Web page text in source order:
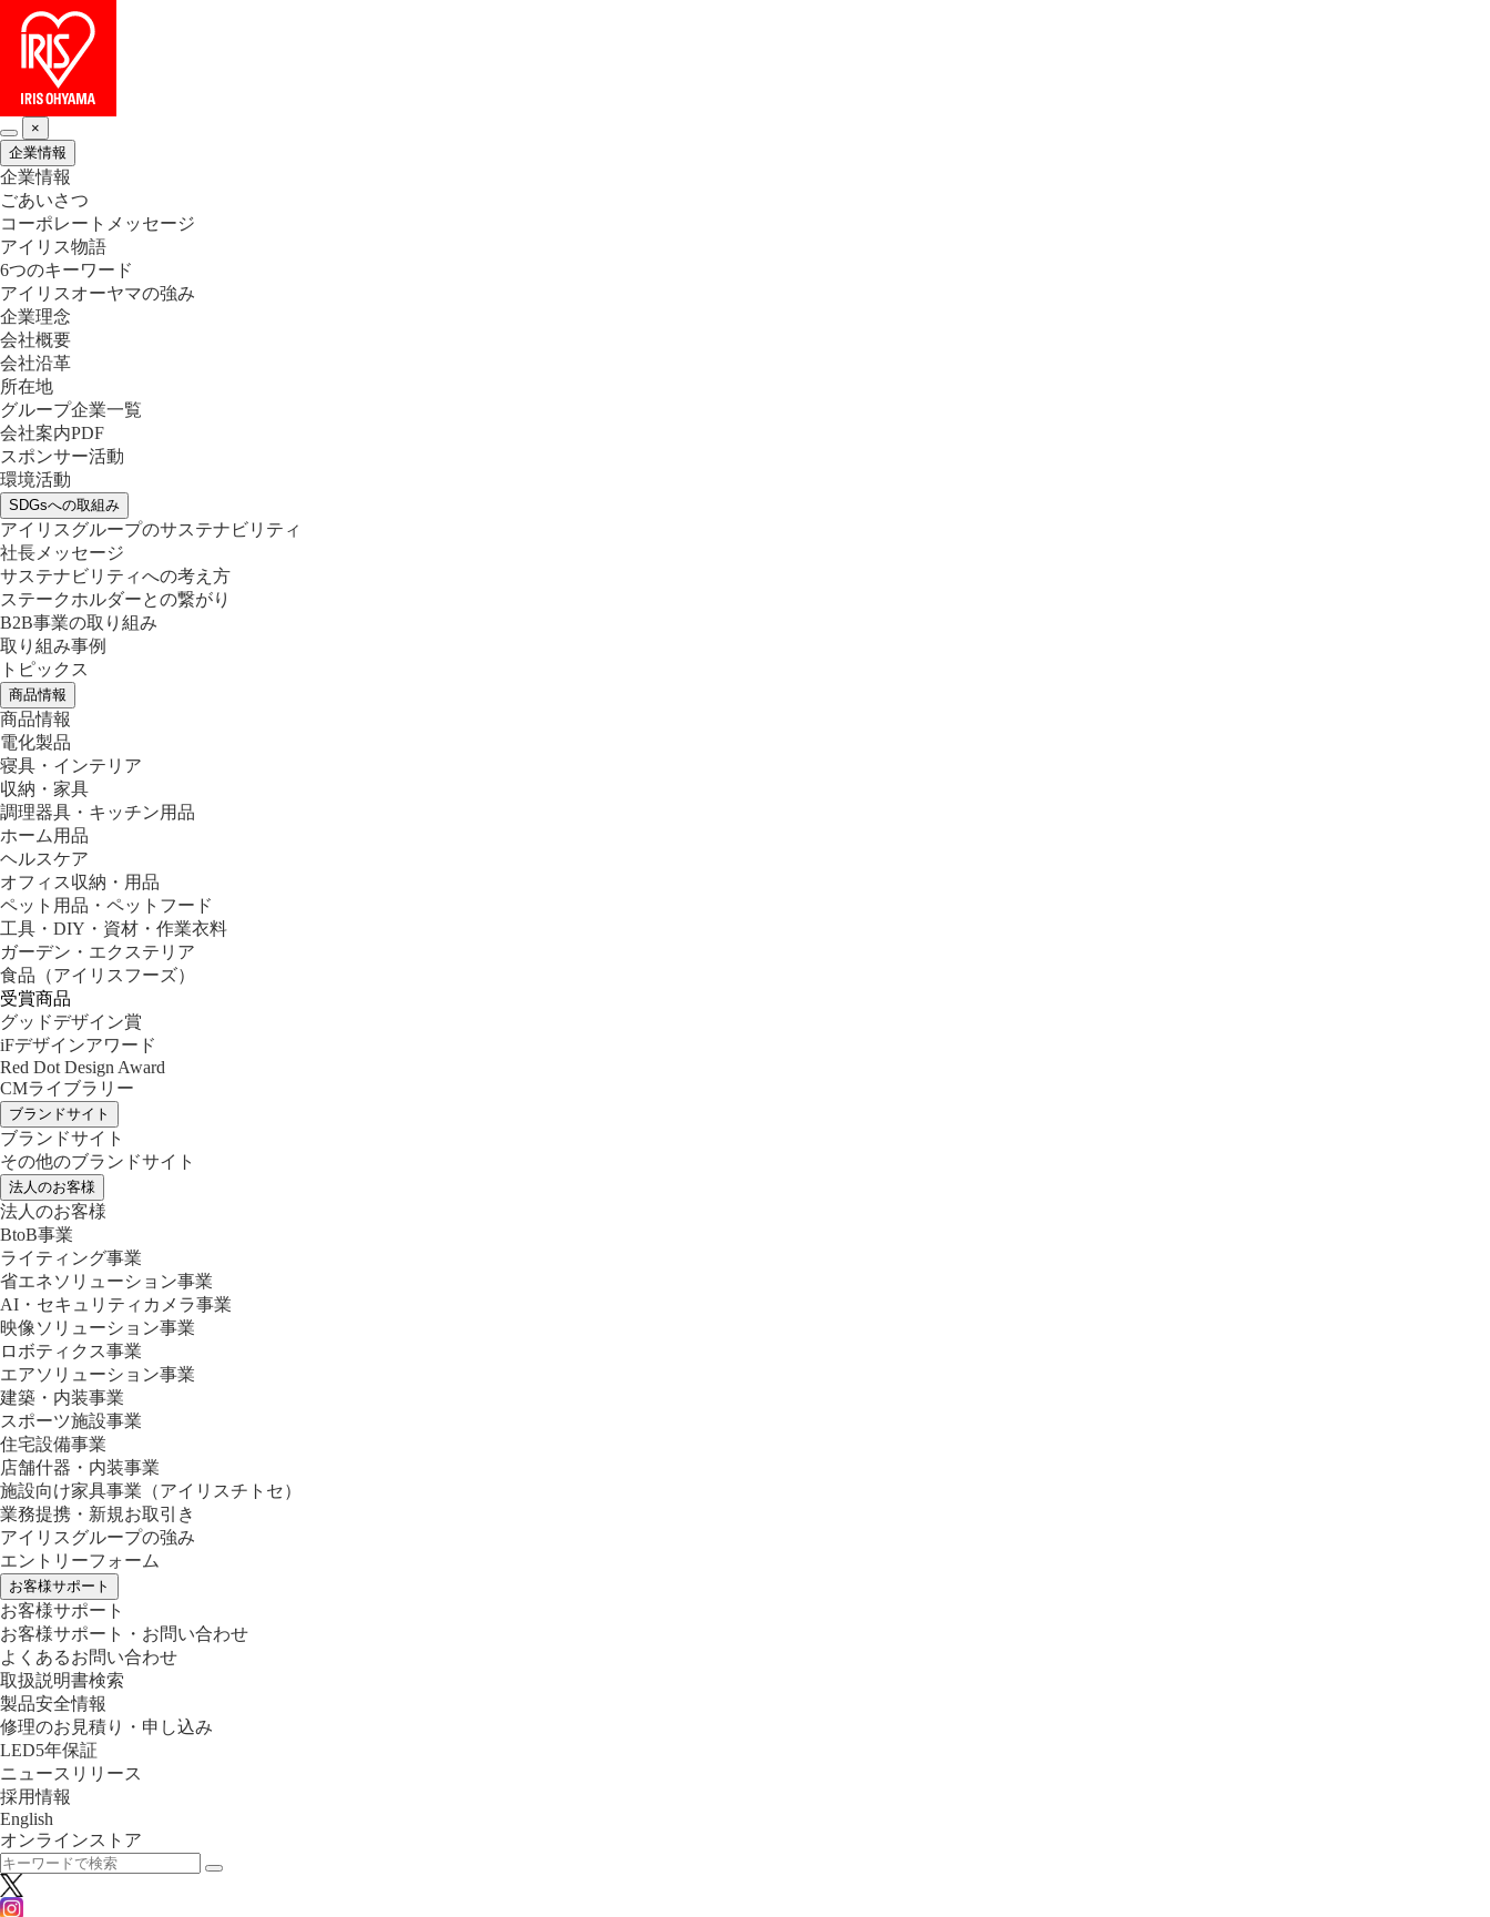
×
企業情報
企業情報
ごあいさつ
コーポレートメッセージ
アイリス物語
6つのキーワード
アイリスオーヤマの強み
企業理念
会社概要
会社沿革
所在地
グループ企業一覧
会社案内PDF
スポンサー活動
環境活動
SDGsへの取組み
アイリスグループのサステナビリティ
社長メッセージ
サステナビリティへの考え方
ステークホルダーとの繋がり
B2B事業の取り組み
取り組み事例
トピックス
商品情報
商品情報
電化製品
寝具・インテリア
収納・家具
調理器具・キッチン用品
ホーム用品
ヘルスケア
オフィス収納・用品
ペット用品・ペットフード
工具・DIY・資材・作業衣料
ガーデン・エクステリア
食品 （アイリスフーズ）
受賞商品
グッドデザイン賞
iFデザインアワード
Red Dot Design Award
CMライブラリー
ブランドサイト
ブランドサイト
その他のブランドサイト
法人のお客様
法人のお客様
BtoB事業
ライティング事業
省エネソリューション事業
AI・セキュリティカメラ事業
映像ソリューション事業
ロボティクス事業
エアソリューション事業
建築・内装事業
スポーツ施設事業
住宅設備事業
店舗什器・内装事業
施設向け家具事業 （アイリスチトセ）
業務提携・新規お取引き
アイリスグループの強み
エントリーフォーム
お客様サポート
お客様サポート
お客様サポート・お問い合わせ
よくあるお問い合わせ
取扱説明書検索
製品安全情報
修理のお見積り・申し込み
LED5年保証
ニュースリリース
採用情報
English
オンラインストア